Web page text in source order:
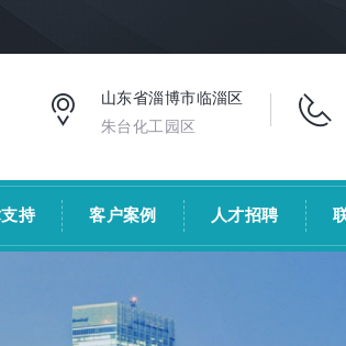
山东省淄博市临淄区
朱台化工园区
持 客户案例 人才招聘